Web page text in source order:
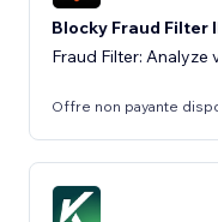
Blocky Fraud Filter
Fraud Filter: Analyze
Offre non payante